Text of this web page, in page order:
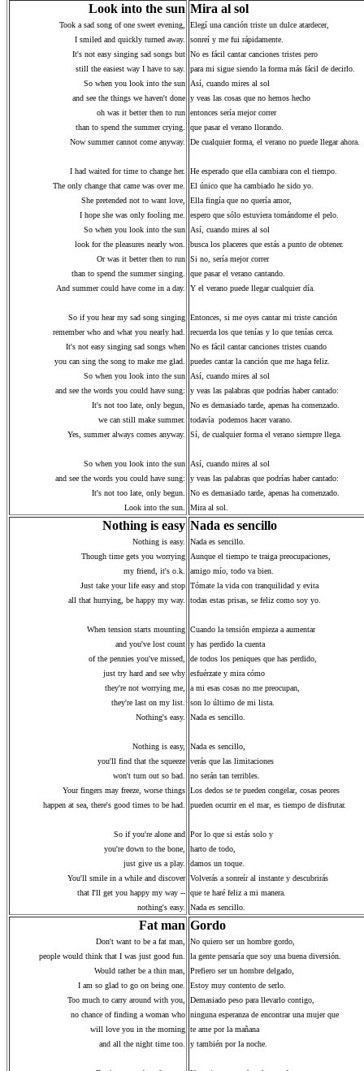
Look into the sun
Took a sad song of one sweet evening,
I smiled and quickly turned away.
It's not easy singing sad songs but
still the easiest way I have to say.
So when you look into the sun
and see the things we haven't done
oh was it better then to run
than to spend the summer crying.
Now summer cannot come anyway.
I had waited for time to change her.
The only change that came was over me.
She pretended not to want love,
I hope she was only fooling me.
So when you look into the sun
look for the pleasures nearly won.
Or was it better then to run
than to spend the summer singing.
And summer could have come in a day.
So if you hear my sad song singing
remember who and what you nearly had.
It's not easy singing sad songs when
you can sing the song to make me glad.
So when you look into the sun
and see the words you could have sung:
It's not too late, only begun,
we can still make summer.
Yes, summer always comes anyway.
So when you look into the sun
and see the words you could have sung:
It's not too late, only begun.
Look into the sun.
Mira al sol
Elegí una canción triste un dulce atardecer,
sonreí y me fui rápidamente.
No es fácil cantar canciones tristes pero
para mi sigue siendo la forma más fácil de decirlo.
Así, cuando mires al sol
y veas las cosas que no hemos hecho
entonces sería mejor correr
que pasar el verano llorando.
De cualquier forma, el verano no puede llegar ahora.
He esperado que ella cambiara con el tiempo.
El único que ha cambiado he sido yo.
Ella fingía que no quería amor,
espero que sólo estuviera tomándome el pelo.
Así, cuando mires al sol
busca los placeres que estás a punto de obtener.
Si no, sería mejor correr
que pasar el verano cantando.
Y el verano puede llegar cualquier día.
Entonces, si me oyes cantar mi triste canción
recuerda los que tenías y lo que tenías cerca.
No es fácil cantar canciones tristes cuando
puedes cantar la canción que me haga feliz.
Así, cuando mires al sol
y veas las palabras que podrías haber cantado:
No es demasiado tarde, apenas ha comenzado.
todavía podemos hacer varano.
Sí, de cualquier forma el verano siempre llega.
Así, cuando mires al sol
y veas las palabras que podrías haber cantado:
No es demasiado tarde, apenas ha comenzado.
Mira al sol.
Nothing is easy
Nothing is easy.
Though time gets you worrying
my friend, it's o.k.
Just take your life easy and stop
all that hurrying, be happy my way.
When tension starts mounting
and you've lost count
of the pennies you've missed,
just try hard and see why
they're not worrying me,
they're last on my list.
Nothing's easy.
Nothing is easy,
you'll find that the squeeze
won't turn out so bad.
Your fingers may freeze, worse things
happen at sea, there's good times to be had.
So if you're alone and
you're down to the bone,
just give us a play.
You'll smile in a while and discover
that I'll get you happy my way --
nothing's easy.
Nada es sencillo
Nada es sencillo.
Aunque el tiempo te traiga preocupaciones,
amigo mío, todo va bien.
Tómate la vida con tranquilidad y evita
todas estas prisas, se feliz como soy yo.
Cuando la tensión empieza a aumentar
y has perdido la cuenta
de todos los peniques que has perdido,
esfuérzate y mira cómo
a mi esas cosas no me preocupan,
son lo último de mi lista.
Nada es sencillo.
Nada es sencillo,
verás que las limitaciones
no serán tan terribles.
Los dedos se te pueden congelar, cosas peores
pueden ocurrir en el mar, es tiempo de disfrutar.
Por lo que si estás solo y
harto de todo,
damos un toque.
Volverás a sonreír al instante y descubrirás
que te haré feliz a mi manera.
Nada es sencillo.
Fat man
Don't want to be a fat man,
people would think that I was just good fun.
Would rather be a thin man,
I am so glad to go on being one.
Too much to carry around with you,
no chance of finding a woman who
will love you in the morning
and all the night time too.
Gordo
No quiero ser un hombre gordo,
la gente pensaría que soy una buena diversión.
Prefiero ser un hombre delgado,
Estoy muy contento de serlo.
Demasiado peso para llevarlo contigo,
ninguna esperanza de encontrar una mujer que
te ame por la mañana
y también por la noche.